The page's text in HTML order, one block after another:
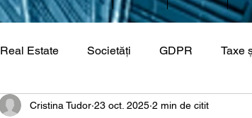
Real Estate Societăți GDPR Taxe
Cristina Tudor 23 oct. 2025 2 min de citit